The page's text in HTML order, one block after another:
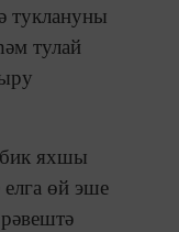
туклануны
тулай
бик яхшы
өй эше